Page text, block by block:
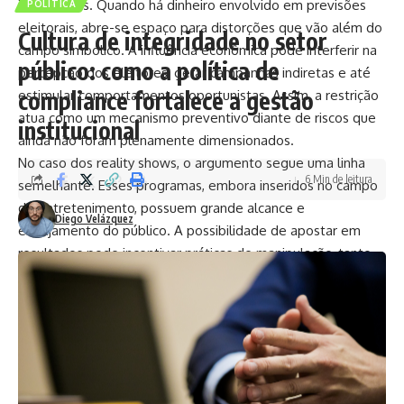
implicações. Quando há dinheiro envolvido em previsões
eleitorais, abre-se espaço para distorções que vão além do
campo simbólico. A influência econômica pode interferir na
percepção dos eleitores, gerar campanhas indiretas e até
estimular comportamentos oportunistas. Assim, a restrição
atua como um mecanismo preventivo diante de riscos que
ainda não foram plenamente dimensionados.
No caso dos reality shows, o argumento segue uma linha
semelhante. Esses programas, embora inseridos no campo
do entretenimento, possuem grande alcance e
engajamento do público. A possibilidade de apostar em
resultados pode incentivar práticas de manipulação, tanto
por parte de participantes quanto de terceiros interessados
em ganhos financeiros. Além disso, há uma questão ética
envolvida, já que o entretenimento deixa de ser apenas
uma experiência cultural para se tornar um ativo
especulativo.
A inclusão de eventos esportivos na restrição amplia ainda
POLÍTICA
Cultura de integridade no setor
público: como a política de
compliance fortalece a gestão
institucional
Diego Velázquez
6 Min de leitura